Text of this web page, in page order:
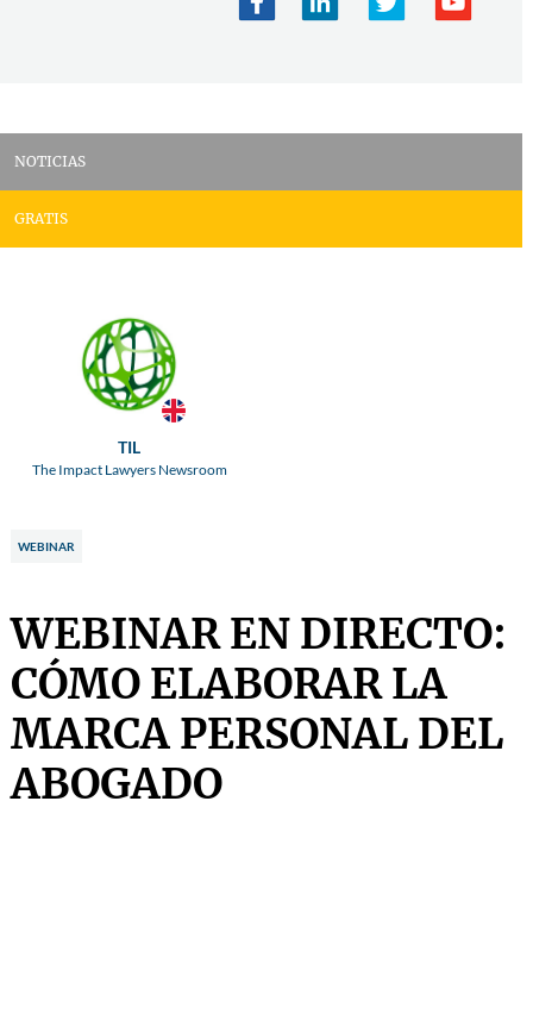
NOTICIAS
GRATIS
TIL
The Impact Lawyers Newsroom
WEBINAR
WEBINAR EN DIRECTO:
CÓMO ELABORAR LA
MARCA PERSONAL DEL
ABOGADO